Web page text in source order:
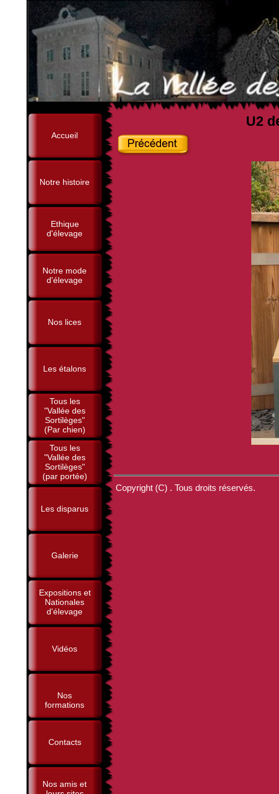
Accueil
Notre histoire
Ethique
d'élevage
Notre mode
d'élevage
Nos lices
Les étalons
Tous les
"Vallée des
Sortilèges"
(Par chien)
Tous les
"Vallée des
Sortilèges"
(par portée)
Les disparus
Galerie
Expositions et
Nationales
d'élevage
Vidéos
Nos
formations
Contacts
Nos amis et
U2
Copyright (C) . Tous droits réservés.